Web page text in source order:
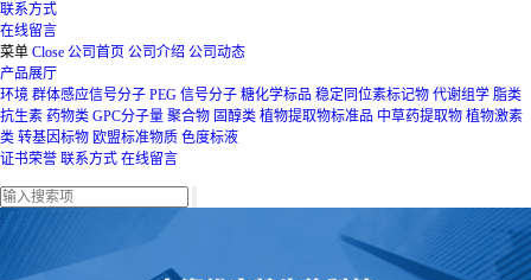
联系方式
在线留言
菜单 Close 公司首页 公司介绍 公司动态
产品展厅
环境 群体感应信号分子 PEG 信号分子 糖化学标品 稳定同位素标记物 代谢组学 脂类
抗生素 药物类 GPC分子量 聚合物 固醇类 植物提取物标准品 中草药提取物 植物激素
类 转基因标物 欧盟标准物质 色度标液
证书荣誉 联系方式 在线留言